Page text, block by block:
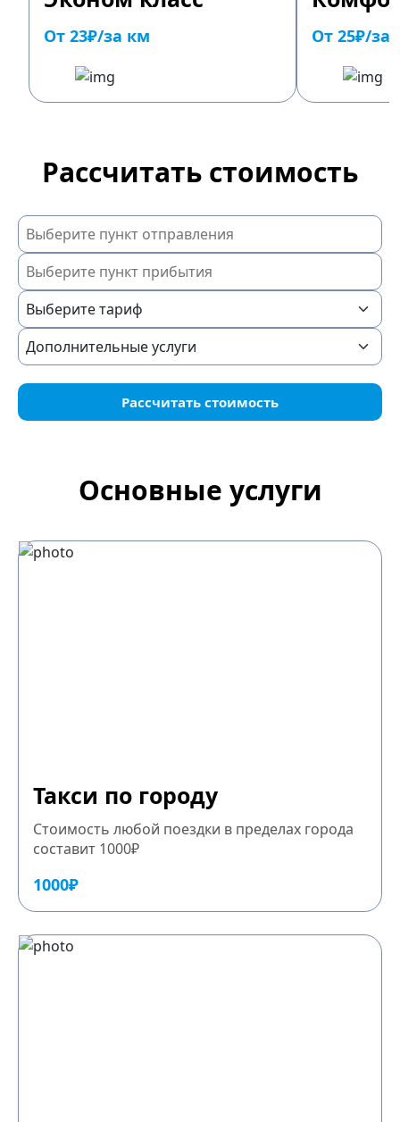
От 23₽/за км От 25₽/за
Рассчитать стоимость
Рассчитать стоимость
Основные услуги
Такси по городу
Стоимость любой поездки в пределах города
составит 1000₽
1000₽